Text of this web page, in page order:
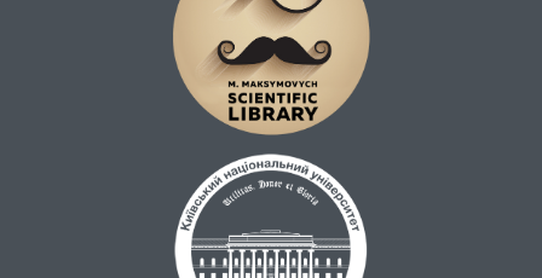
Кримінального процесуального кодексу
України. Вона стане корисним посібником
для суддів, адвокатів, прокурорів,
науковців і студентів юридичних